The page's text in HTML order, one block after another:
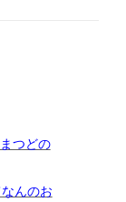
つどの
んのお